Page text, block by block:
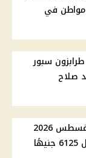
3 ملايين مواطن في
طرابزون سبور
صلاح
أسعار الذهب اليوم السبت 8 أغسطس 2026